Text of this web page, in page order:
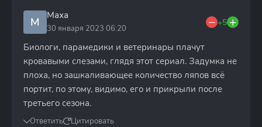
М Маха
30 января 2023 06:20
+5
Биологи, парамедики и ветеринары плачут
кровавыми слезами, глядя этот сериал. Задумка не
плоха, но зашкаливающее количество ляпов всё
портит, по этому, видимо, его и прикрыли после
третьего сезона.
Ответить Цитировать